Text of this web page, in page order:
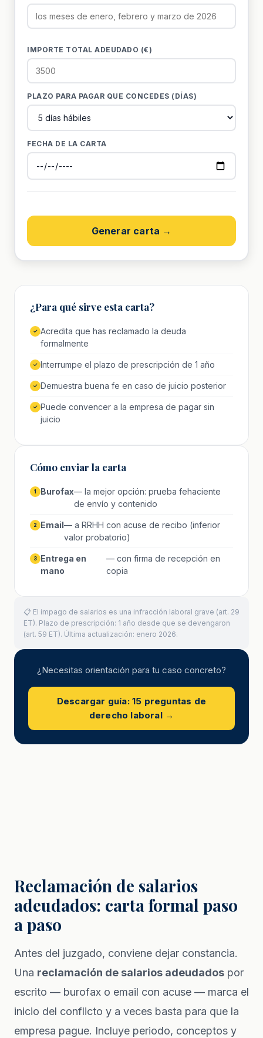
IMPORTE TOTAL ADEUDADO (€)
PLAZO PARA PAGAR QUE CONCEDES (DÍAS)
FECHA DE LA CARTA
Generar carta →
¿Para qué sirve esta carta?
✓ Acredita que has reclamado la deuda
formalmente
✓ Interrumpe el plazo de prescripción de 1 año
✓ Demuestra buena fe en caso de juicio posterior
✓ Puede convencer a la empresa de pagar sin
juicio
Cómo enviar la carta
1 Burofax— la mejor opción: prueba fehaciente
de envío y contenido
2 Email— a RRHH con acuse de recibo (inferior
valor probatorio)
3
Entrega en
mano
— con firma de recepción en
copia
📋 El impago de salarios es una infracción laboral grave (art. 29
ET). Plazo de prescripción: 1 año desde que se devengaron
(art. 59 ET). Última actualización: enero 2026.
¿Necesitas orientación para tu caso concreto?
Descargar guía: 15 preguntas de
derecho laboral →
Reclamación de salarios
adeudados: carta formal paso
a paso
Antes del juzgado, conviene dejar constancia.
Una reclamación de salarios adeudados por
escrito — burofax o email con acuse — marca el
inicio del conflicto y a veces basta para que la
empresa pague. Incluye periodo, conceptos y